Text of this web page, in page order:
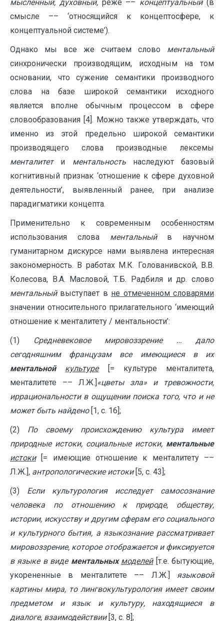
мысленный, духовный,реже –– концептуальный(в
смысле –– ‘относящийся к концептосфере, к
концептуальной системе’).
Однако мы все же считаем слово ментальный
синхронически производящим, исходным на том
основании, что сужение семантики производного
слова на базе широкой семантики исходного
является вполне обычным процессом в сфере
словообразования [4]. Можно также утверждать, что
именно из этой предельно широкой семантики
производящего слова производные лексемы
менталитети ментальностьнаследуют базовый
когнитивный признак ‘отношение к сфере духовной
деятельности’, выявленный ранее, при анализе
парадигматики концепта.
Применительно к современным особенностям
использования слова ментальный в научном
гуманитарном дискурсе нами выявлена интересная
закономерность. В работах М.К. Голованивской, В.В.
Колесова, В.А. Масловой, Т.Б. Радбиля и др. слово
ментальныйвыступает в не отмеченном словарями
значении относительного прилагательного ‘имеющий
отношение к менталитету / ментальности’:
(1)
Средневековое мировоззрение … дало
сегодняшним французам все имеющиеся в их
ментальной
культуре
[= культуре менталитета,
менталитете –– Л.Ж.] «цветы зла» и тревожности,
иррациональности в ощущении поиска того, что и не
может быть найдено [1, с. 16];
(2) По своему происхож­дению культура имеет
природные истоки, социальные истоки, ментальные
истоки
[= имеющие отношение к менталитету ––
Л.Ж.], антрополо­гические истоки [5, с. 43];
(3) Если культурология исследует самосознание
человека по отношению к природе, обществу,
истории, искусству и другим сферам его социального
и культурного бытия, а языкознание рассматривает
мировоззрение, которое отображается и фиксируется
в языке в виде ментальных моделей [т.е. бытующие,
укорененные в менталитете –– Л.Ж.] языковой
картины мира, то лингвокультурология имеет своим
предметом и язык и культуру, находящиеся в
диалоге, взаимодействии[3, с. 8];